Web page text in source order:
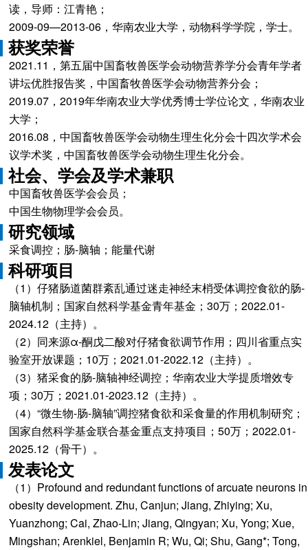
读，导师：江青艳；
2009-09—2013-06，华南农业大学，动物科学学院，学士。
获奖荣誉
2021.11，第五届中国畜牧兽医学会动物营养学分会青年学者
讲坛优胜报告奖，中国畜牧兽医学会动物营养分会；
2019.07，2019年华南农业大学优秀博士学位论文，华南农业
大学；
2016.08，中国畜牧兽医学会动物生理生化分会十四次学术会
议学术奖，中国畜牧兽医学会动物生理生化分会。
社会、学会及学术兼职
中国畜牧兽医学会会员；
中国生物物理学会会员。
研究领域
采食调控；肠-脑轴；能量代谢
科研项目
（1）仔猪肠道菌群紊乱通过迷走神经末梢受体调控食欲的肠-
脑轴机制；国家自然科学基金青年基金；30万；2022.01-
2024.12（主持）。
（2）同来源α-酮戊二酸对仔猪食欲调节作用；四川省重点实
验室开放课题；10万；2021.01-2022.12（主持）。
（3）猪采食的肠-脑轴神经调控；华南农业大学提质增效专
项；30万；2021.01-2023.12（主持）。
（4）“微生物-肠-脑轴”调控猪食欲和采食量的作用机制研究；
国家自然科学基金联合基金重点支持项目；50万；2022.01-
2025.12（骨干）。
发表论文
（1）Profound and redundant functions of arcuate neurons in
obesity development. Zhu, Canjun; Jiang, Zhiying; Xu,
Yuanzhong; Cai, Zhao-Lin; Jiang, Qingyan; Xu, Yong; Xue,
Mingshan; Arenkiel, Benjamin R; Wu, Qi; Shu, Gang*; Tong,